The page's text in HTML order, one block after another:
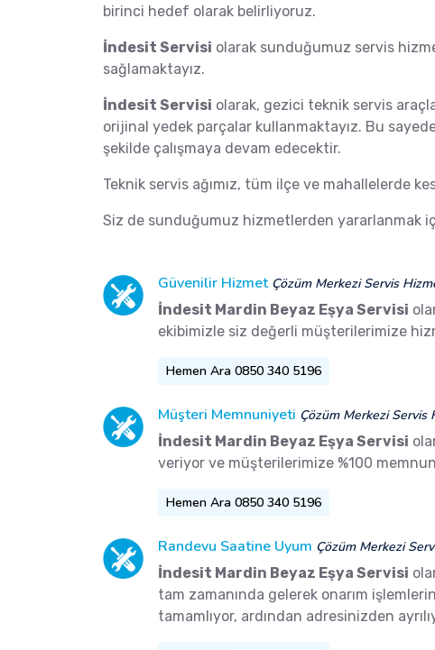
birinci hedef olarak belirliyoruz.
İndesit Servisi olarak sunduğumuz servis
sağlamaktayız.
İndesit Servisi olarak, gezici teknik servis
orijinal yedek parçalar kullanmaktayız. Bu
şekilde çalışmaya devam edecektir.
Teknik servis ağımız, tüm ilçe ve mahallelerde
Siz de sunduğumuz hizmetlerden yararlanmak
Güvenilir Hizmet Çözüm Merkezi Servis
İndesit Mardin Beyaz Eşya Servisi
ekibimizle siz değerli müşterilerimize
Hemen Ara 0850 340 5196
Müşteri Memnuniyeti Çözüm Merkezi Servis
İndesit Mardin Beyaz Eşya Servisi
veriyor ve müşterilerimize %100
Hemen Ara 0850 340 5196
Randevu Saatine Uyum Çözüm Merkezi
İndesit Mardin Beyaz Eşya Servisi
tam zamanında gelerek onarım
tamamlıyor, ardından adresinizden